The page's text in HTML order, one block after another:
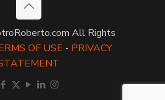
All Rights
OF USE - PRIVACY